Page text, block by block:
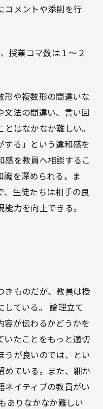
メントや添削を行
授業コマ数は１～２
や複数形の間違いな
文法の間違い、言い回
はなかなか難しい。
する」という違和感を
感を教員へ相談するこ
識を深められる。ま
、生徒たちは相手の良
力を向上できる。
きものだが、教員は授
している。 論理立て
容が伝わるかどうかを
いたことをもっと適切
うが良いのでは、とい
めている。また、細か
ネイティブの教員がい
ありなかなか難しい